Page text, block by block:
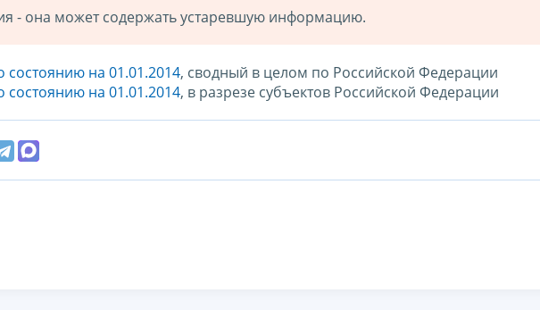
- она может содержать устаревшую информацию.
на 01.01.2014, сводный в целом по Российской Федерации
на 01.01.2014, в разрезе субъектов Российской Федерации